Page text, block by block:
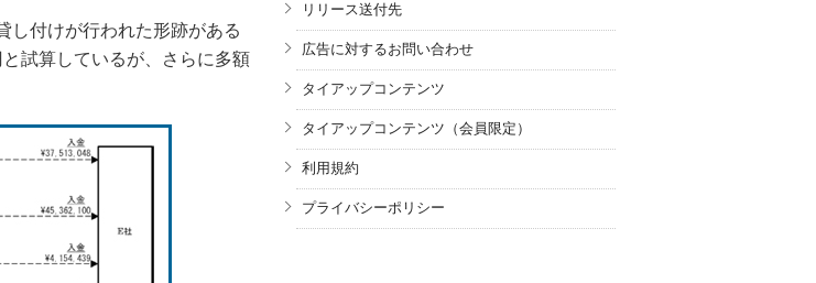
付けが行われた形跡がある
試算しているが、さらに多額
リリース送付先
広告に対するお問い合わせ
タイアップコンテンツ
タイアップコンテンツ（会員限定）
利用規約
プライバシーポリシー